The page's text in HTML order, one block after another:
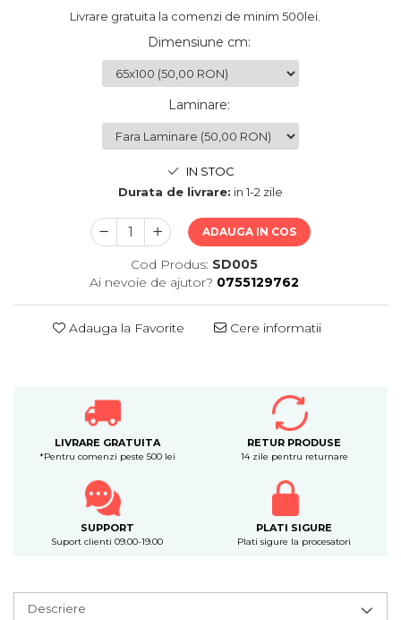
Livrare gratuita la comenzi de minim 500lei.
Dimensiune cm:
Laminare:
IN STOC
Durata de livrare: in 1-2 zile
ADAUGA IN COS
Cod Produs: SD005
Ai nevoie de ajutor? 0755129762
Adauga la Favorite Cere informatii
LIVRARE GRATUITA
*Pentru comenzi peste 500 lei
RETUR PRODUSE
14 zile pentru returnare
SUPPORT
Suport clienti 09.00-19.00
PLATI SIGURE
Plati sigure la procesatori
Descriere